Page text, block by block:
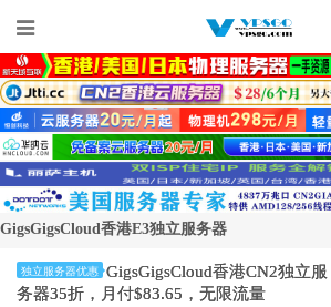
GigsGigsCloud香港E3独立服务器
独立服务器优惠
GigsGigsCloud香港CN2独立服
务器35折，月付$83.65，无限流量